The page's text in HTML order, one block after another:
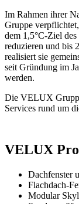
Im Rahmen ihrer
Gruppe
dem 1,5°C-Ziel
reduzieren und bis
realisiert sie
seit Gründung im
werden.
Die VELUX
Services rund um
VELUX
Dachfenster
Flachdach-
Modular